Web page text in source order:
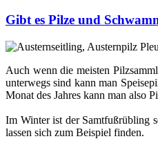
Gibt es Pilze und
Auch wenn die meisten
unterwegs sind kann man
Monat des Jahres kann man also
Im Winter ist der Samtfußrübling
lassen sich zum Beispiel finden.